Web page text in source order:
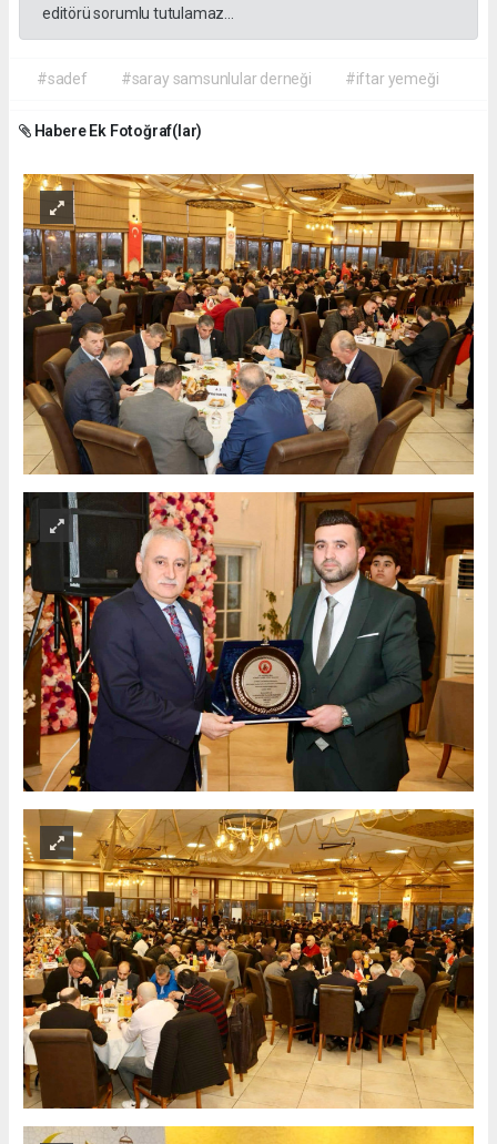
editörü sorumlu tutulamaz...
#sadef #saray samsunlular derneği #iftar yemeği
Habere Ek Fotoğraf(lar)